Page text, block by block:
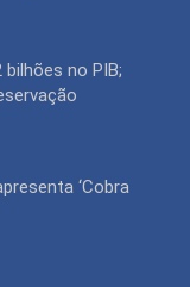
no PIB;
‘Cobra